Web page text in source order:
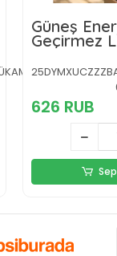
Güneş
Geçirmez
Lambası
626 RUB